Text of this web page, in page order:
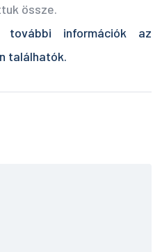
össze.
további információk az
találhatók.